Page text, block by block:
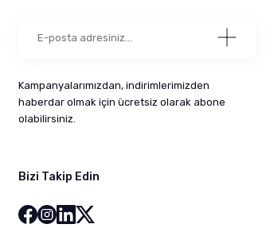
Kampanyalarımızdan, indirimlerimizden
haberdar olmak için ücretsiz olarak abone
olabilirsiniz.
Bizi Takip Edin